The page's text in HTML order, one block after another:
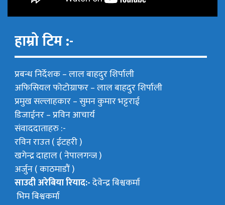
हाम्रो टिम :-
प्रबन्ध निर्देशक –लाल बाहदुर शिर्पाली
अफिसियल फोटोग्राफर –लाल बाहदुर शिर्पाली
प्रमुख सल्लाहकार –सुमन कुमार भट्टराई
डिजाईनर – प्रविन आचार्य
संवाददाताहरु :-
रविन राउत ( ईटहरी )
खगेन्द्र दाहाल ( नेपालगन्ज )
अर्जुन ( काठमाडौं )
साउदी अरेबिया रियाद:-देवेन्द्र बिश्वकर्मा
भिम बिश्वकर्मा